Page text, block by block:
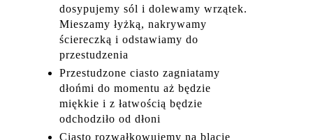
dosypujemy sól i dolewamy wrzątek.
Mieszamy łyżką, nakrywamy
ściereczką i odstawiamy do
przestudzenia
Przestudzone ciasto zagniatamy
dłońmi do momentu aż będzie
miękkie i z łatwością będzie
odchodziło od dłoni
Ciasto rozwałkowujemy na blacie